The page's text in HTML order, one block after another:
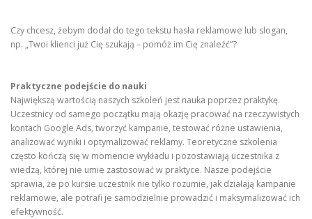
Czy chcesz, żebym dodał do tego tekstu hasła reklamowe lub slogan,
np. „Twoi klienci już Cię szukają – pomóż im Cię znaleźć”?
Praktyczne podejście do nauki
Największą wartością naszych szkoleń jest nauka poprzez praktykę.
Uczestnicy od samego początku mają okazję pracować na rzeczywistych
kontach Google Ads, tworzyć kampanie, testować różne ustawienia,
analizować wyniki i optymalizować reklamy. Teoretyczne szkolenia
często kończą się w momencie wykładu i pozostawiają uczestnika z
wiedzą, której nie umie zastosować w praktyce. Nasze podejście
sprawia, że po kursie uczestnik nie tylko rozumie, jak działają kampanie
reklamowe, ale potrafi je samodzielnie prowadzić i maksymalizować ich
efektywność.